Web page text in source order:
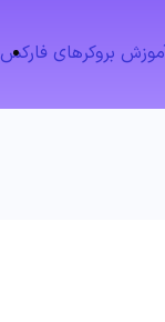
بروکرهای فارکس